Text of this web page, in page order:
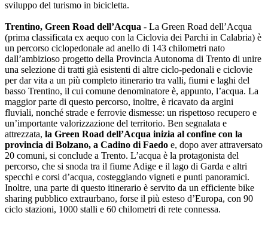
sviluppo del turismo in bicicletta.
Trentino, Green Road dell’Acqua - La Green Road dell’Acqua
(prima classificata ex aequo con la Ciclovia dei Parchi in Calabria) è
un percorso ciclopedonale ad anello di 143 chilometri nato
dall’ambizioso progetto della Provincia Autonoma di Trento di unire
una selezione di tratti già esistenti di altre ciclo-pedonali e ciclovie
per dar vita a un più completo itinerario tra valli, fiumi e laghi del
basso Trentino, il cui comune denominatore è, appunto, l’acqua. La
maggior parte di questo percorso, inoltre, è ricavato da argini
fluviali, nonché strade e ferrovie dismesse: un rispettoso recupero e
un’importante valorizzazione del territorio. Ben segnalata e
attrezzata, la Green Road dell’Acqua inizia al confine con la
provincia di Bolzano, a Cadino di Faedo e, dopo aver attraversato
20 comuni, si conclude a Trento. L’acqua è la protagonista del
percorso, che si snoda tra il fiume Adige e il lago di Garda e altri
specchi e corsi d’acqua, costeggiando vigneti e punti panoramici.
Inoltre, una parte di questo itinerario è servito da un efficiente bike
sharing pubblico extraurbano, forse il più esteso d’Europa, con 90
ciclo stazioni, 1000 stalli e 60 chilometri di rete connessa.